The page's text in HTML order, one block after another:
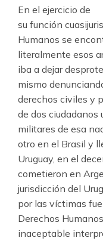
En el ejercicio de
su función
Humanos se
literalmente esos
iba a dejar
mismo
derechos civiles y
de dos ciudadanos
militares de esa
otro en el Brasil y
Uruguay, en el
cometieron en
jurisdicción del
por las víctimas
Derechos
inaceptable